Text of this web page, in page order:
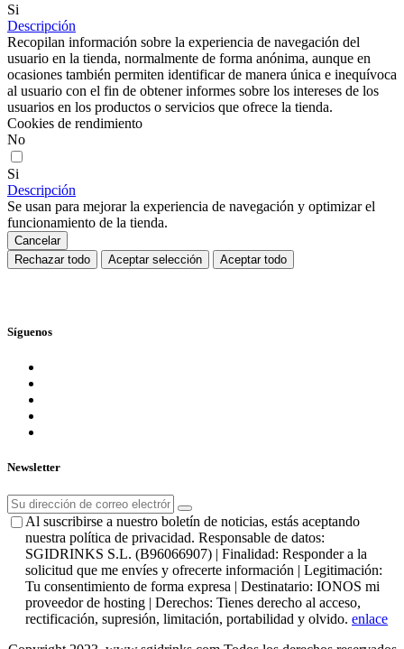
Si
Descripción
Recopilan información sobre la experiencia de navegación del
usuario en la tienda, normalmente de forma anónima, aunque en
ocasiones también permiten identificar de manera única e inequívoca
al usuario con el fin de obtener informes sobre los intereses de los
usuarios en los productos o servicios que ofrece la tienda.
Cookies de rendimiento
No
Si
Descripción
Se usan para mejorar la experiencia de navegación y optimizar el
funcionamiento de la tienda.
Cancelar
Rechazar todo
Aceptar selección Aceptar todo
Síguenos
Newsletter
Al suscribirse a nuestro boletín de noticias, estás aceptando
nuestra política de privacidad. Responsable de datos:
SGIDRINKS S.L. (B96066907) | Finalidad: Responder a la
solicitud que me envíes y ofrecerte información | Legitimación:
Tu consentimiento de forma expresa | Destinatario: IONOS mi
proveedor de hosting | Derechos: Tienes derecho al acceso,
rectificación, supresión, limitación, portabilidad y olvido. enlace